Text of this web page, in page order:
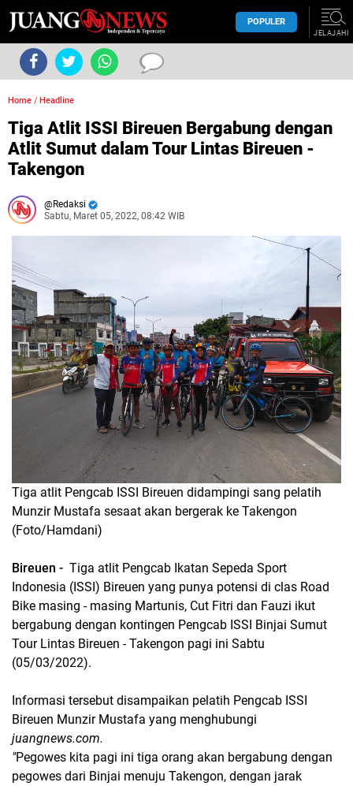
POPULER
JELAJAHI
Home / Headline
Tiga Atlit ISSI Bireuen Bergabung dengan
Atlit Sumut dalam Tour Lintas Bireuen -
Takengon
Redaksi
Sabtu, Maret 05, 2022, 08:42 WIB
Tiga atlit Pengcab ISSI Bireuen didampingi sang pelatih
Munzir Mustafa sesaat akan bergerak ke Takengon
(Foto/Hamdani)
Bireuen - Tiga atlit Pengcab Ikatan Sepeda Sport
Indonesia (ISSI) Bireuen yang punya potensi di clas Road
Bike masing - masing Martunis, Cut Fitri dan Fauzi ikut
bergabung dengan kontingen Pengcab ISSI Binjai Sumut
Tour Lintas Bireuen - Takengon pagi ini Sabtu
(05/03/2022).
Informasi tersebut disampaikan pelatih Pengcab ISSI
Bireuen Munzir Mustafa yang menghubungi
juangnews.com.
"Pegowes kita pagi ini tiga orang akan bergabung dengan
pegowes dari Binjai menuju Takengon, dengan jarak